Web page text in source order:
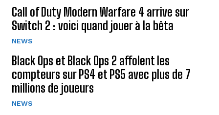
Call of Duty Modern Warfare 4 arrive sur
Switch 2 : voici quand jouer à la bêta
NEWS
Black Ops et Black Ops 2 affolent les
compteurs sur PS4 et PS5 avec plus de 7
millions de joueurs
NEWS